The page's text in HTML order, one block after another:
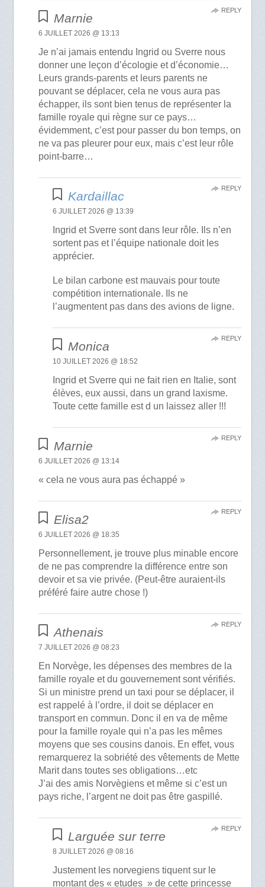
Marnie
6 JUILLET 2026 @ 13:13
Je n’ai jamais entendu Ingrid ou Sverre nous
donner une leçon d’écologie et d’économie…
Leurs grands-parents et leurs parents ne
pouvant se déplacer, cela ne vous aura pas
échapper, ils sont bien tenus de représenter la
famille royale qui règne sur ce pays…
évidemment, c’est pour passer du bon temps, on
ne va pas pleurer pour eux, mais c’est leur rôle
point-barre…
REPLY
Kardaillac
6 JUILLET 2026 @ 13:39
Ingrid et Sverre sont dans leur rôle. Ils n’en
sortent pas et l’équipe nationale doit les
apprécier.
Le bilan carbone est mauvais pour toute
compétition internationale. Ils ne
l’augmentent pas dans des avions de ligne.
REPLY
Monica
10 JUILLET 2026 @ 18:52
Ingrid et Sverre qui ne fait rien en Italie, sont
élèves, eux aussi, dans un grand laxisme.
Toute cette famille est d un laissez aller !!!
REPLY
Marnie
6 JUILLET 2026 @ 13:14
« cela ne vous aura pas échappé »
REPLY
Elisa2
6 JUILLET 2026 @ 18:35
Personnellement, je trouve plus minable encore
de ne pas comprendre la différence entre son
devoir et sa vie privée. (Peut-être auraient-ils
préféré faire autre chose !)
REPLY
Athenais
7 JUILLET 2026 @ 08:23
En Norvège, les dépenses des membres de la
famille royale et du gouvernement sont vérifiés.
Si un ministre prend un taxi pour se déplacer, il
est rappelé à l’ordre, il doit se déplacer en
transport en commun. Donc il en va de même
pour la famille royale qui n’a pas les mêmes
moyens que ses cousins danois. En effet, vous
remarquerez la sobriété des vêtements de Mette
Marit dans toutes ses obligations…etc
J’ai des amis Norvègiens et même si c’est un
pays riche, l’argent ne doit pas être gaspillé.
REPLY
Larguée sur terre
8 JUILLET 2026 @ 08:16
Justement les norvegiens tiquent sur le
montant des « etudes » de cette princesse
REPLY